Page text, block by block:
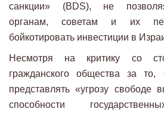
санкции» (BDS), не
органам, советам и их
бойкотировать инвестиции в
Несмотря на критику со
гражданского общества за то,
представлять «угрозу свободе
способности